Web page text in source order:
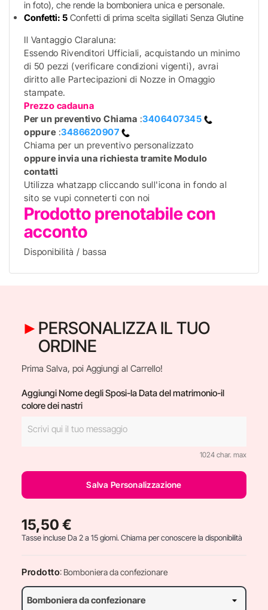
in foto), che rende la bomboniera unica e personale.
Confetti: 5 Confetti di prima scelta sigillati Senza Glutine
Il Vantaggio Claraluna:
Essendo Rivenditori Ufficiali, acquistando un minimo
di 50 pezzi (verificare condizioni vigenti), avrai
diritto alle Partecipazioni di Nozze in Omaggio
stampate.
Prezzo cadauna
Per un preventivo Chiama :3406407345
oppure :3486620907
Chiama per un preventivo personalizzato
oppure invia una richiesta tramite Modulo
contatti
Utilizza whatzapp cliccando sull'icona in fondo al
sito se vupi conneterti con noi
Prodotto prenotabile con
acconto
Disponibilità / bassa
PERSONALIZZA IL TUO
ORDINE
Prima Salva, poi Aggiungi al Carrello!
Aggiungi Nome degli Sposi-la Data del matrimonio-il
colore dei nastri
1024 char. max
Salva Personalizzazione
15,50 €
Tasse incluseDa 2 a 15 giorni. Chiama per conoscere la disponibilità
Prodotto: Bomboniera da confezionare